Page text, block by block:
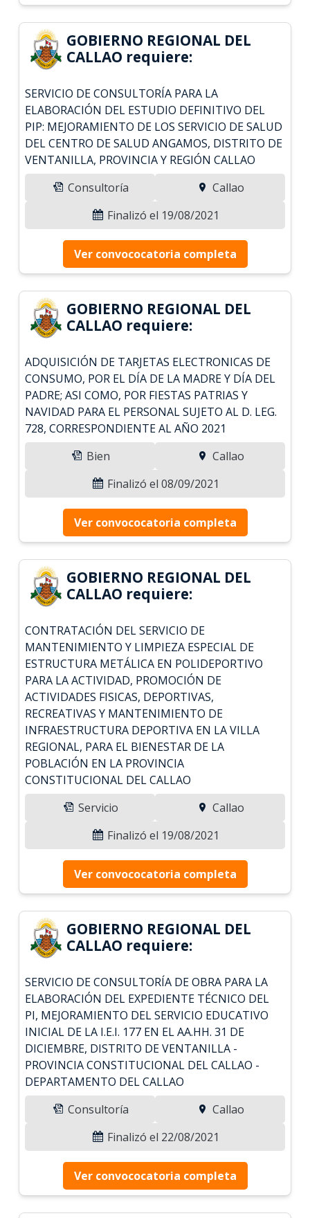
GOBIERNO REGIONAL DEL
CALLAO requiere:
SERVICIO DE CONSULTORÍA PARA LA
ELABORACIÓN DEL ESTUDIO DEFINITIVO DEL
PIP: MEJORAMIENTO DE LOS SERVICIO DE SALUD
DEL CENTRO DE SALUD ANGAMOS, DISTRITO DE
VENTANILLA, PROVINCIA Y REGIÓN CALLAO
Consultoría
Callao
Finalizó el 19/08/2021
Ver convococatoria completa
GOBIERNO REGIONAL DEL
CALLAO requiere:
ADQUISICIÓN DE TARJETAS ELECTRONICAS DE
CONSUMO, POR EL DÍA DE LA MADRE Y DÍA DEL
PADRE; ASI COMO, POR FIESTAS PATRIAS Y
NAVIDAD PARA EL PERSONAL SUJETO AL D. LEG.
728, CORRESPONDIENTE AL AÑO 2021
Bien
Callao
Finalizó el 08/09/2021
Ver convococatoria completa
GOBIERNO REGIONAL DEL
CALLAO requiere:
CONTRATACIÓN DEL SERVICIO DE
MANTENIMIENTO Y LIMPIEZA ESPECIAL DE
ESTRUCTURA METÁLICA EN POLIDEPORTIVO
PARA LA ACTIVIDAD, PROMOCIÓN DE
ACTIVIDADES FISICAS, DEPORTIVAS,
RECREATIVAS Y MANTENIMIENTO DE
INFRAESTRUCTURA DEPORTIVA EN LA VILLA
REGIONAL, PARA EL BIENESTAR DE LA
POBLACIÓN EN LA PROVINCIA
CONSTITUCIONAL DEL CALLAO
Servicio
Callao
Finalizó el 19/08/2021
Ver convococatoria completa
GOBIERNO REGIONAL DEL
CALLAO requiere:
SERVICIO DE CONSULTORÍA DE OBRA PARA LA
ELABORACIÓN DEL EXPEDIENTE TÉCNICO DEL
PI, MEJORAMIENTO DEL SERVICIO EDUCATIVO
INICIAL DE LA I.E.I. 177 EN EL AA.HH. 31 DE
DICIEMBRE, DISTRITO DE VENTANILLA -
PROVINCIA CONSTITUCIONAL DEL CALLAO -
DEPARTAMENTO DEL CALLAO
Consultoría
Callao
Finalizó el 22/08/2021
Ver convococatoria completa